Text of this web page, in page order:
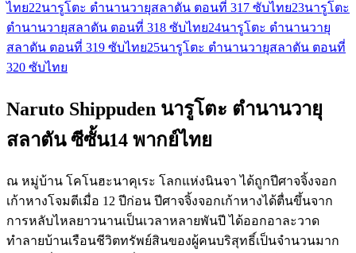
ไทย22นารูโตะ ตำนานวายุสลาตัน ตอนที่ 317 ซับไทย23นารูโตะ
ตำนานวายุสลาตัน ตอนที่ 318 ซับไทย24นารูโตะ ตำนานวายุ
สลาตัน ตอนที่ 319 ซับไทย25นารูโตะ ตำนานวายุสลาตัน ตอนที่
320 ซับไทย
Naruto Shippuden นารูโตะ ตำนานวายุ
สลาตัน ซีซั้น14 พากย์ไทย
ณ หมู่บ้าน โคโนฮะนาคุเระ โลกแห่งนินจา ได้ถูกปีศาจจิ้งจอก
เก้าหางโจมตีเมื่อ 12 ปีก่อน ปีศาจจิ้งจอกเก้าหางได้ตื่นขึ้นจาก
การหลับไหลยาวนานเป็นเวลาหลายพันปี ได้ออกอาละวาด
ทำลายบ้านเรือนชีวิตทรัพย์สินของผู้คนบริสุทธิ์เป็นจำนวนมาก